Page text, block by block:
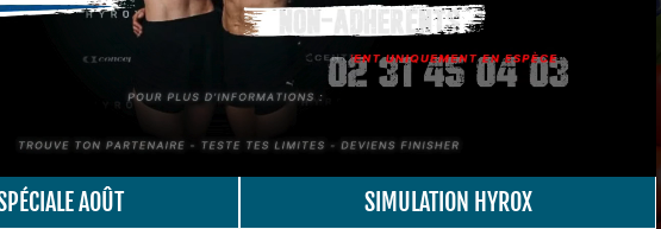
Ils
AOÛT SIMULATION HYROX